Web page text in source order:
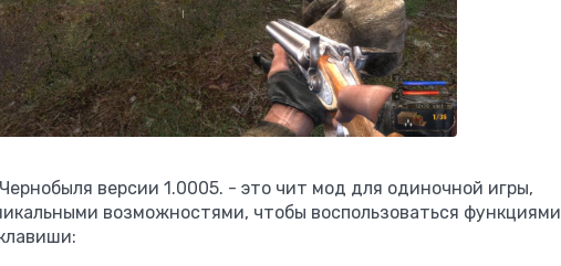
Чернобыля версии 1.0005. - это чит мод для одиночной игры,
возможностями, чтобы воспользоваться функциями